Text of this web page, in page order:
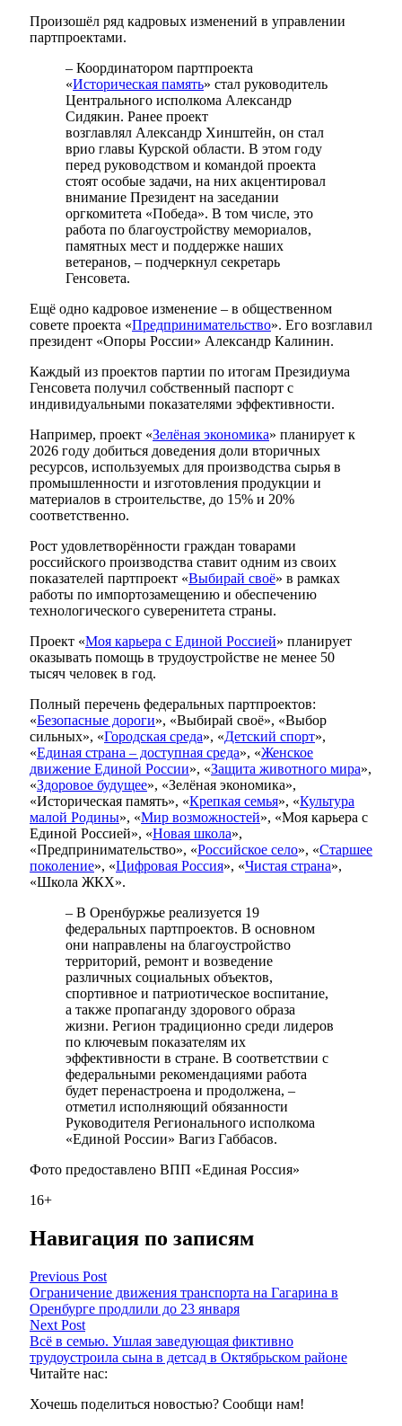
Произошёл ряд кадровых изменений в управлении
партпроектами.
– Координатором партпроекта
«Историческая память» стал руководитель
Центрального исполкома Александр
Сидякин. Ранее проект
возглавлял Александр Хинштейн, он стал
врио главы Курской области. В этом году
перед руководством и командой проекта
стоят особые задачи, на них акцентировал
внимание Президент на заседании
оргкомитета «Победа». В том числе, это
работа по благоустройству мемориалов,
памятных мест и поддержке наших
ветеранов, – подчеркнул секретарь
Генсовета.
Ещё одно кадровое изменение – в общественном
совете проекта «Предпринимательство». Его возглавил
президент «Опоры России» Александр Калинин.
Каждый из проектов партии по итогам Президиума
Генсовета получил собственный паспорт с
индивидуальными показателями эффективности.
Например, проект «Зелёная экономика» планирует к
2026 году добиться доведения доли вторичных
ресурсов, используемых для производства сырья в
промышленности и изготовления продукции и
материалов в строительстве, до 15% и 20%
соответственно.
Рост удовлетворённости граждан товарами
российского производства ставит одним из своих
показателей партпроект «Выбирай своё» в рамках
работы по импортозамещению и обеспечению
технологического суверенитета страны.
Проект «Моя карьера с Единой Россией» планирует
оказывать помощь в трудоустройстве не менее 50
тысяч человек в год.
Полный перечень федеральных партпроектов:
«Безопасные дороги», «Выбирай своё», «Выбор
сильных», «Городская среда», «Детский спорт»,
«Единая страна – доступная среда», «Женское
движение Единой России», «Защита животного мира»,
«Здоровое будущее», «Зелёная экономика»,
«Историческая память», «Крепкая семья», «Культура
малой Родины», «Мир возможностей», «Моя карьера с
Единой Россией», «Новая школа»,
«Предпринимательство», «Российское село», «Старшее
поколение», «Цифровая Россия», «Чистая страна»,
«Школа ЖКХ».
– В Оренбуржье реализуется 19
федеральных партпроектов. В основном
они направлены на благоустройство
территорий, ремонт и возведение
различных социальных объектов,
спортивное и патриотическое воспитание,
а также пропаганду здорового образа
жизни. Регион традиционно среди лидеров
по ключевым показателям их
эффективности в стране. В соответствии с
федеральными рекомендациями работа
будет перенастроена и продолжена, –
отметил исполняющий обязанности
Руководителя Регионального исполкома
«Единой России» Вагиз Габбасов.
Фото предоставлено ВПП «Единая Россия»
16+
Навигация по записям
Previous Post
Ограничение движения транспорта на Гагарина в
Оренбурге продлили до 23 января
Next Post
Всё в семью. Ушлая заведующая фиктивно
трудоустроила сына в детсад в Октябрьском районе
Читайте нас:
Хочешь поделиться новостью? Сообщи нам!